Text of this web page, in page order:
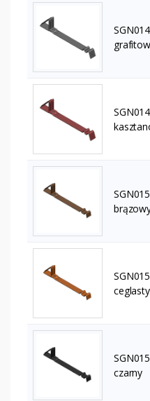
SGN014
SGN014
SGN015
SGN015
ceglasty
SGN015
czarny